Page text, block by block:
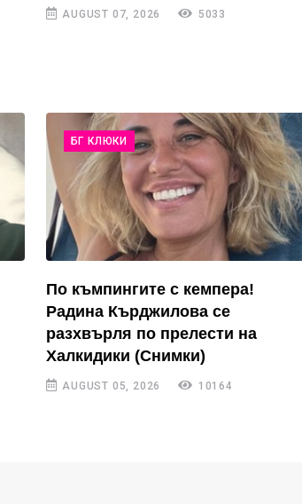
AUGUST 07, 2026 5033
БГ КЛЮКИ
По къмпингите с кемпера!
Радина Кърджилова се
разхвърля по прелести на
Халкидики (Снимки)
AUGUST 05, 2026 10164